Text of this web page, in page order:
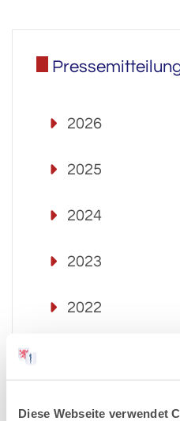
Diese Webseite verwendet
2026
2025
2024
2023
2022